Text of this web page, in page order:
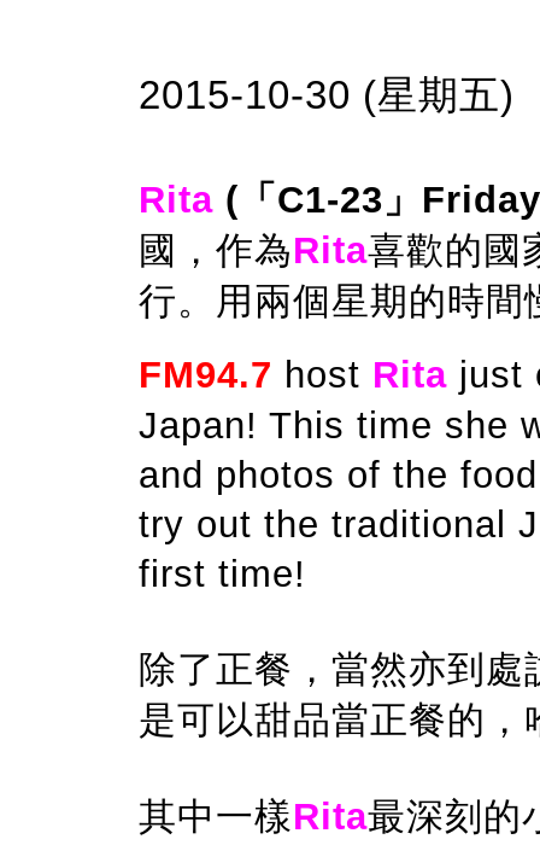
2015-10-30 (星期五)
Rita (「C1-23」
國，作為Rita喜歡的國
行。用兩個星期的時間
FM94.7 host Rita just
Japan! This time she
and photos of the
try out the traditional
first time!
除了正餐，當然亦到
是可以甜品當正餐的，
其中一樣Rita最深刻的